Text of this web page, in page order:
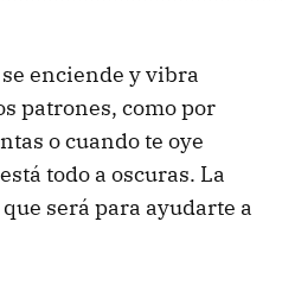
enciende y vibra
patrones, como por
o cuando te oye
todo a oscuras. La
será para ayudarte a